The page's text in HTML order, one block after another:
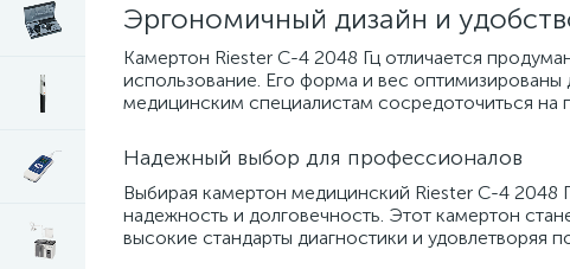
Эргономичный дизайн и
Камертон Riester С-4 2048 Гц отличается
использование. Его форма и вес оптимизированы
медицинским специалистам сосредоточиться на
Надежный выбор для профессионалов
Выбирая камертон медицинский Riester С-4 2048
надежность и долговечность. Этот камертон
высокие стандарты диагностики и удовлетворяя